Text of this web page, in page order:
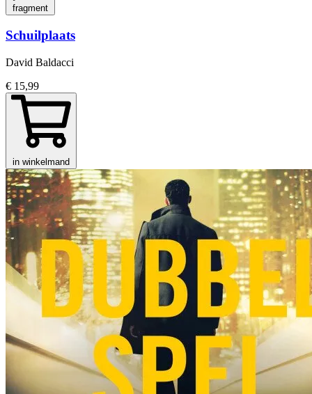
fragment
Schuilplaats
David Baldacci
€ 15,99
in winkelmand